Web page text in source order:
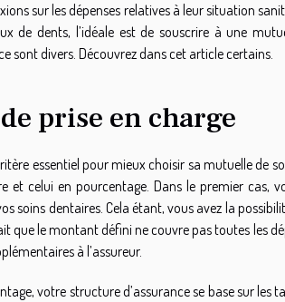
sur les dépenses relatives à leur situation
de dents, l’idéale est de souscrire à une
sont divers. Découvrez dans cet article certains.
prise en charge
essentiel pour mieux choisir sa mutuelle de
celui en pourcentage. Dans le premier cas,
dentaires. Cela étant, vous avez la
que le montant défini ne couvre pas toutes les
à l’assureur.
votre structure d’assurance se base sur les